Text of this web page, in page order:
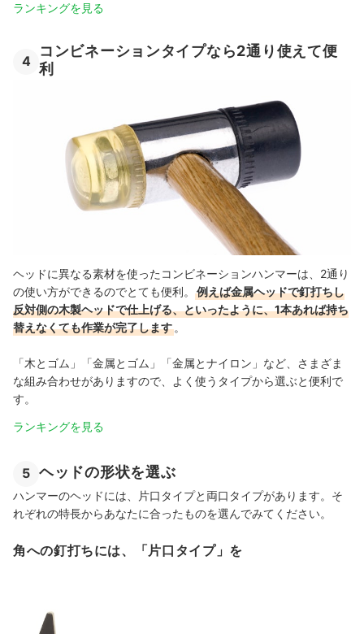
ランキングを見る
4
コンビネーションタイプなら2通り使えて便
利
ヘッドに異なる素材を使ったコンビネーションハンマーは、2通り
の使い方ができるのでとても便利。
例えば金属ヘッドで釘打ちし
反対側の木製ヘッドで仕上げる、といったように、1本あれば持ち
替えなくても作業が完了します 。
「木とゴム」「金属とゴム」「金属とナイロン」など、さまざま
な組み合わせがありますので、よく使うタイプから選ぶと便利で
す。
ランキングを見る
5 ヘッドの形状を選ぶ
ハンマーのヘッドには、片口タイプと両口タイプがあります。そ
れぞれの特長からあなたに合ったものを選んでみてください。
角への釘打ちには、「片口タイプ」を